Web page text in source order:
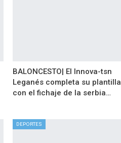
BALONCESTO| El Innova-tsn
Leganés completa su plantilla
con el fichaje de la serbia…
DEPORTES